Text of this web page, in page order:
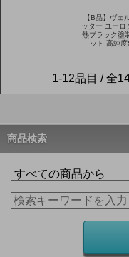
【B品】ヴェ
ッター ユー
熱ブラック塗
ット 高純
1-12品目 / 全
商品検索